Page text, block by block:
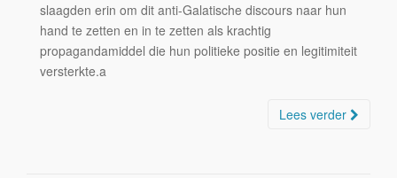
slaagden erin om dit anti-Galatische discours naar hun
hand te zetten en in te zetten als krachtig
propagandamiddel die hun politieke positie en legitimiteit
versterkte.a
Lees verder